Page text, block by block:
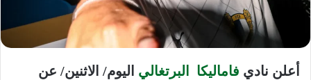
أعلن نادي فاماليكا البرتغالي اليوم/ الاثنين/ عن